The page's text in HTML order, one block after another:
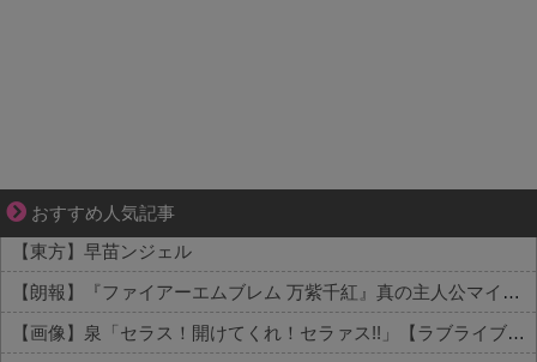
おすすめ人気記事
【マンガ】ぜんぶ私が中心
【東方】早苗ンジェル
【朗報】『ファイアーエムブレム 万紫千紅』真の主人公マイユニはキャラメイクが可能
【画像】泉「セラス！開けてくれ！セラァス!!」【ラブライブ！蓮ノ空】